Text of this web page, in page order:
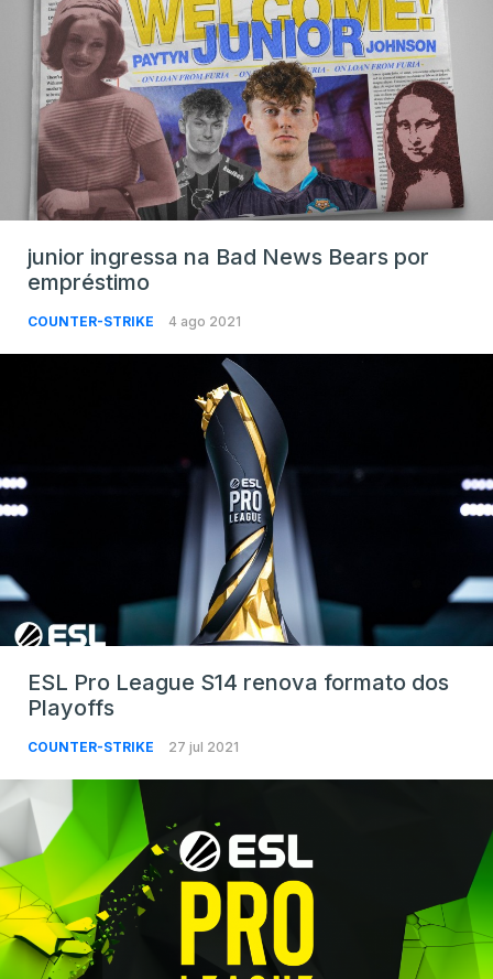
junior ingressa na Bad News Bears por
empréstimo
COUNTER-STRIKE 4 ago 2021
ESL Pro League S14 renova formato dos
Playoffs
COUNTER-STRIKE 27 jul 2021